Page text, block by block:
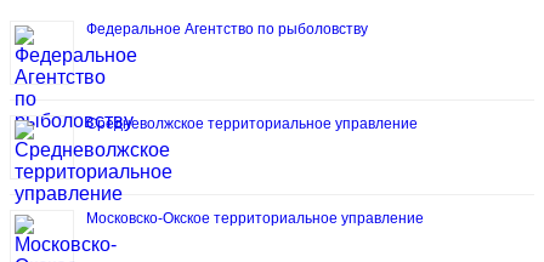
Федеральное Агентство по рыболовству
Средневолжское территориальное управление
Московско-Окское территориальное управление